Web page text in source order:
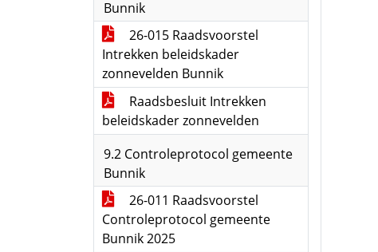
Bunnik
26-015 Raadsvoorstel
Intrekken beleidskader
zonnevelden Bunnik
Raadsbesluit Intrekken
beleidskader zonnevelden
9.2 Controleprotocol gemeente
Bunnik
26-011 Raadsvoorstel
Controleprotocol gemeente
Bunnik 2025